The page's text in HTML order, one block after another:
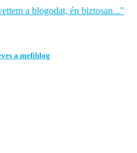
a blogodat, én biztosan..."
a mefiblog